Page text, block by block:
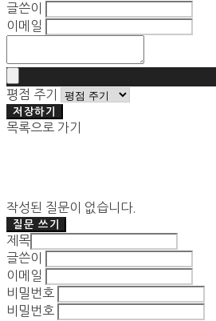
글쓴이
이메일
평점 주기
저장하기
목록으로 가기
작성된 질문이 없습니다.
질문 쓰기
제목
글쓴이
이메일
비밀번호
비밀번호